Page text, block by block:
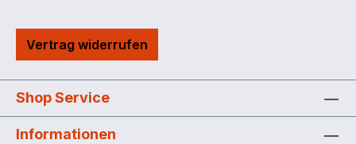
Vertrag widerrufen
Shop Service
Informationen